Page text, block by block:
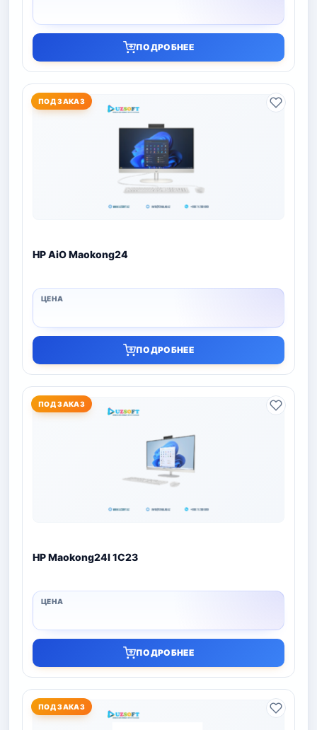
ПОДРОБНЕЕ
ПОД ЗАКАЗ
HP AiO Maokong24
ПОДРОБНЕЕ
ПОД ЗАКАЗ
HP Maokong24I 1C23
ПОДРОБНЕЕ
ПОД ЗАКАЗ